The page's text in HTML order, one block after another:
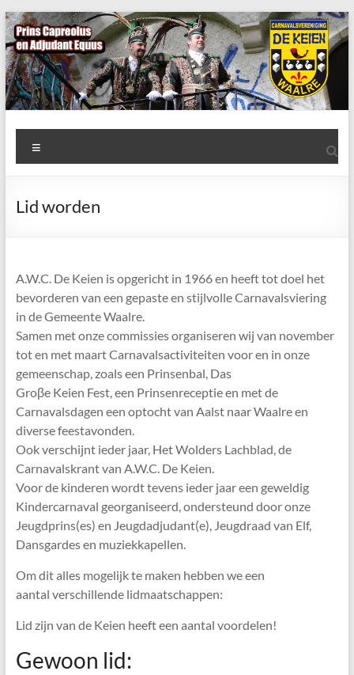
Ga
naar
de
inhoud
AWC
de
Keien
De
Keien
Lid worden
A.W.C. De Keien is opgericht in 1966 en heeft tot doel het
bevorderen van een gepaste en stijlvolle Carnavalsviering
in de Gemeente Waalre.
Samen met onze commissies organiseren wij van november
tot en met maart Carnavalsactiviteiten voor en in onze
gemeenschap, zoals een Prinsenbal, Das
Groβe Keien Fest, een Prinsenreceptie en met de
Carnavalsdagen een optocht van Aalst naar Waalre en
diverse feestavonden.
Ook verschijnt ieder jaar, Het Wolders Lachblad, de
Carnavalskrant van A.W.C. De Keien.
Voor de kinderen wordt tevens ieder jaar een geweldig
Kindercarnaval georganiseerd, ondersteund door onze
Jeugdprins(es) en Jeugdadjudant(e), Jeugdraad van Elf,
Dansgardes en muziekkapellen.
Om dit alles mogelijk te maken hebben we een
aantal verschillende lidmaatschappen:
Lid zijn van de Keien heeft een aantal voordelen!
Gewoon lid: